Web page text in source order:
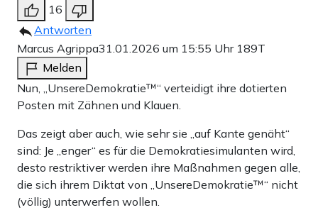
16
Antworten
Marcus Agrippa31.01.2026 um 15:55 Uhr 189T
Melden
Nun, „UnsereDemokratie™“ verteidigt ihre dotierten
Posten mit Zähnen und Klauen.
Das zeigt aber auch, wie sehr sie „auf Kante genäht“
sind: Je „enger“ es für die Demokratiesimulanten wird,
desto restriktiver werden ihre Maßnahmen gegen alle,
die sich ihrem Diktat von „UnsereDemokratie™“ nicht
(völlig) unterwerfen wollen.